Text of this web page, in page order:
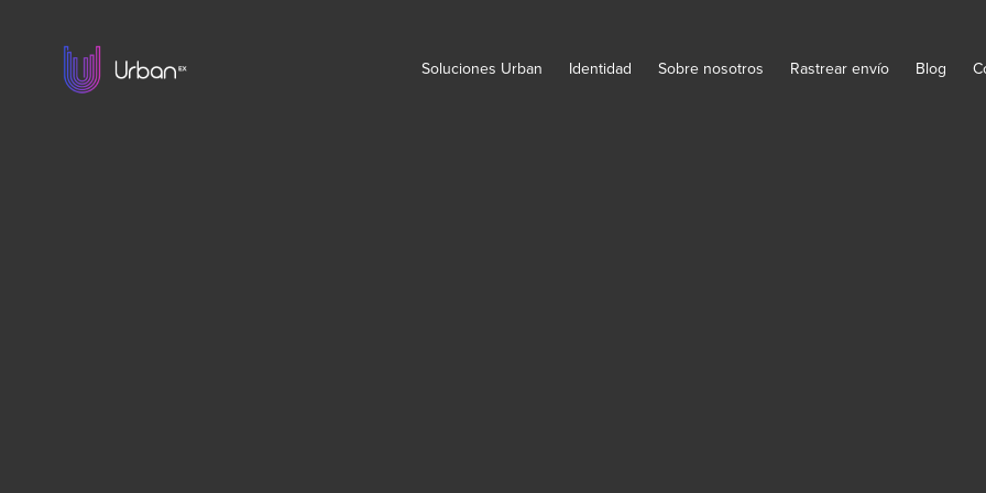
Soluciones Urban Identidad Sobre nosotros Rastrear envío Blog